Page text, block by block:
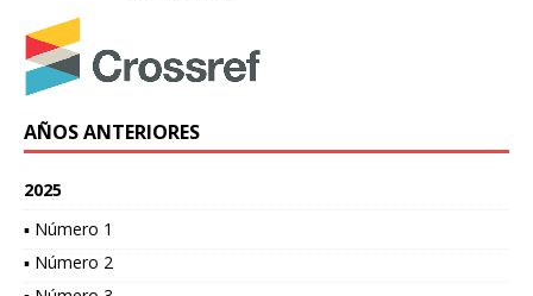
AÑOS ANTERIORES
2025
▪ Número 1
▪ Número 2